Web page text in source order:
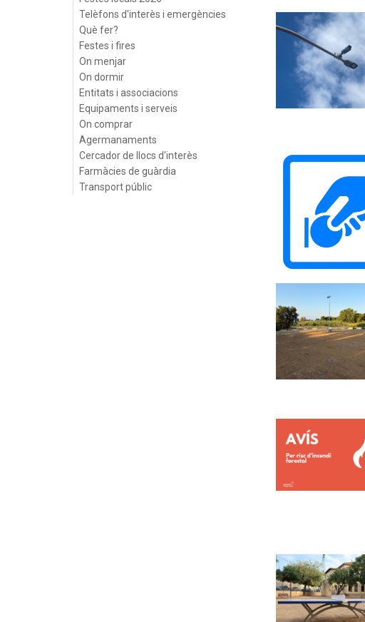
Telèfons d'interès i emergències
Què fer?
Festes i fires
On menjar
On dormir
Entitats i associacions
Equipaments i serveis
On comprar
Agermanaments
Cercador de llocs d'interès
Farmàcies de guàrdia
Transport públic